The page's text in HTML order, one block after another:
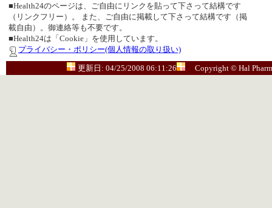
■Health24のページは、ご自由にリンクを貼って下さって結構です
（リンクフリー）。 また、ご自由に掲載して下さって結構です（掲
載自由）。御連絡等も不要です。
■Health24は「Cookie」を使用しています。
プライバシー・ポリシー(個人情報の取り扱い)
更新日: 04/25/2008 06:11:26 Copyright © Hal